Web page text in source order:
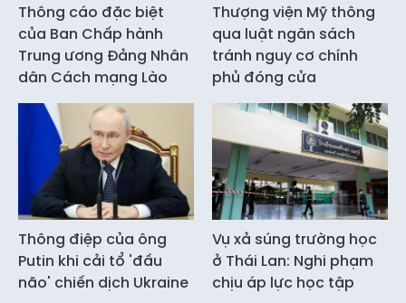
Thông cáo đặc biệt
của Ban Chấp hành
Trung ương Đảng Nhân
dân Cách mạng Lào
Thượng viện Mỹ thông
qua luật ngân sách
tránh nguy cơ chính
phủ đóng cửa
Thông điệp của ông
Putin khi cải tổ 'đầu
não' chiến dịch Ukraine
Vụ xả súng trường học
ở Thái Lan: Nghi phạm
chịu áp lực học tập